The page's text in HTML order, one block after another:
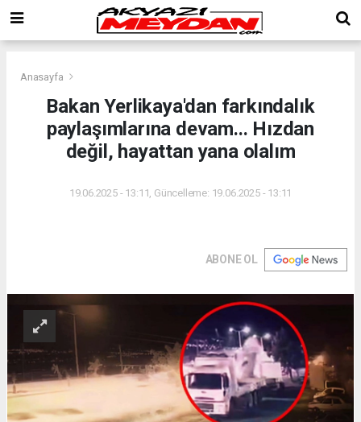
Anasayfa
Bakan Yerlikaya'dan farkındalık
paylaşımlarına devam... Hızdan
değil, hayattan yana olalım
19.06.2025 - 13:11, Güncelleme: 19.06.2025 - 13:11
ABONE OL